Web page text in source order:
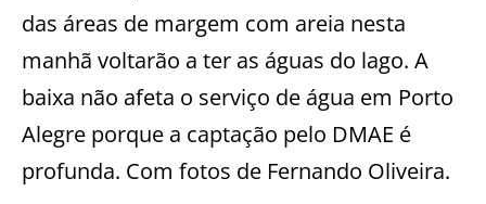
das áreas de margem com areia nesta
manhã voltarão a ter as águas do lago. A
baixa não afeta o serviço de água em Porto
Alegre porque a captação pelo DMAE é
profunda. Com fotos de Fernando Oliveira.